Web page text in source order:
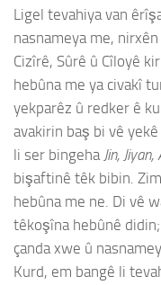
Ligel tevahiya van
nasnameya me,
Cizîrê, Sûrê û Cîloyê
hebûna me ya civakî
yekparêz û redker ê
avakirin baş bi vê
li ser bingeha Jin, Jiyan,
bişaftinê têk bibin.
hebûna me ne. Di vê
têkoşîna hebûnê
çanda xwe û
Kurd, em bangê li